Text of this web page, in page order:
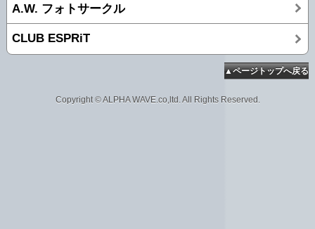
A.W. フォトサークル
CLUB ESPRiT
▲ページトップへ戻る
Copyright © ALPHA WAVE.co,ltd. All Rights Reserved.